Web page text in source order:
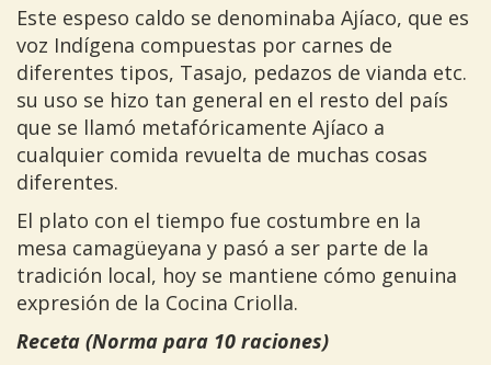
Este espeso caldo se denominaba Ajíaco, que es
voz Indígena compuestas por carnes de
diferentes tipos, Tasajo, pedazos de vianda etc.
su uso se hizo tan general en el resto del país
que se llamó metafóricamente Ajíaco a
cualquier comida revuelta de muchas cosas
diferentes.
El plato con el tiempo fue costumbre en la
mesa camagüeyana y pasó a ser parte de la
tradición local, hoy se mantiene cómo genuina
expresión de la Cocina Criolla.
Receta (Norma para 10 raciones)